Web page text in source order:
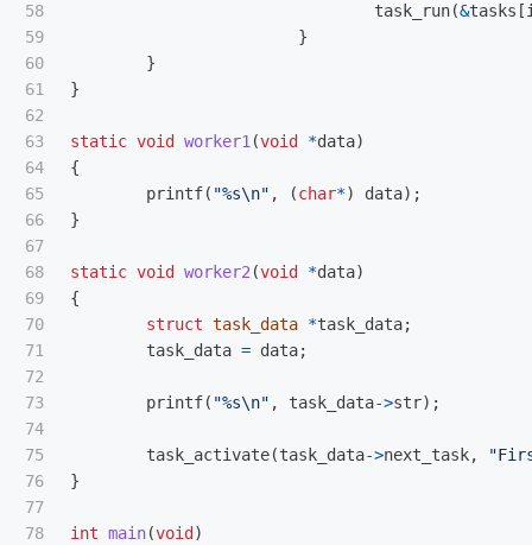
58
59
60
61
62
63
64
65
66
67
68
69
70
71
72
73
74
75
76
77
78
task_run(&tasks [
}
}
}
static void worker1 (void *data)
{
printf( "%s\n" , (char*) data);
}
static void worker2 (void *data)
{
struct task_data *task_data;
task_data = data;
printf( "%s\n" , task_data->str);
task_activate(task_data->next_task,
}
int main(void )